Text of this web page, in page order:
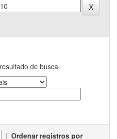
de busca.
| Ordenar registros por